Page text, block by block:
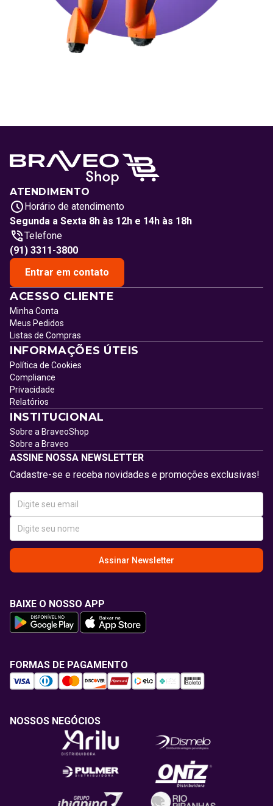
ATENDIMENTO
Horário de atendimento
Segunda a Sexta 8h às 12h e 14h às 18h
Telefone
(91) 3311-3800
Entrar em contato
ACESSO CLIENTE
Minha Conta
Meus Pedidos
Listas de Compras
INFORMAÇÕES ÚTEIS
Política de Cookies
Compliance
Privacidade
Relatórios
INSTITUCIONAL
Sobre a BraveoShop
Sobre a Braveo
ASSINE NOSSA NEWSLETTER
Cadastre-se e receba novidades e promoções exclusivas!
Assinar Newsletter
BAIXE O NOSSO APP
FORMAS DE PAGAMENTO
NOSSOS NEGÓCIOS